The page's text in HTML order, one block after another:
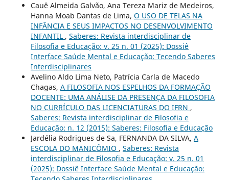
Cauê Almeida Galvão, Ana Tereza Mariz de Medeiros,
Hanna Moab Dantas de Lima, O USO DE TELAS NA
INFÂNCIA E SEUS IMPACTOS NO DESENVOLVIMENTO
INFANTIL , Saberes: Revista interdisciplinar de
Filosofia e Educação: v. 25 n. 01 (2025): Dossiê
Interface Saúde Mental e Educação: Tecendo Saberes
Interdisciplinares
Avelino Aldo Lima Neto, Patrícia Carla de Macedo
Chagas, A FILOSOFIA NOS ESPELHOS DA FORMAÇÃO
DOCENTE: UMA ANÁLISE DA PRESENÇA DA FILOSOFIA
NO CURRÍCULO DAS LICENCIATURAS DO IFRN ,
Saberes: Revista interdisciplinar de Filosofia e
Educação: n. 12 (2015): Saberes: Filosofia e Educação
Jardélia Rodrigues de Sa, FERNANDA DA SILVA, A
ESCOLA DO MANICÔMIO , Saberes: Revista
interdisciplinar de Filosofia e Educação: v. 25 n. 01
(2025): Dossiê Interface Saúde Mental e Educação: